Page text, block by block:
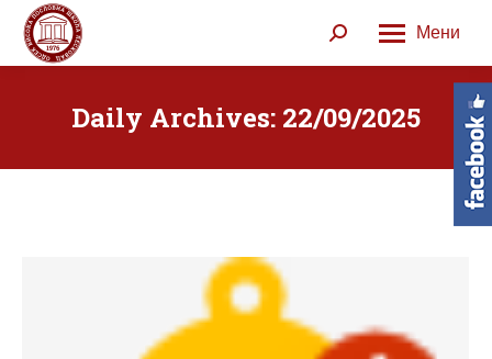
Мени
Search:
Daily Archives: 22/09/2025